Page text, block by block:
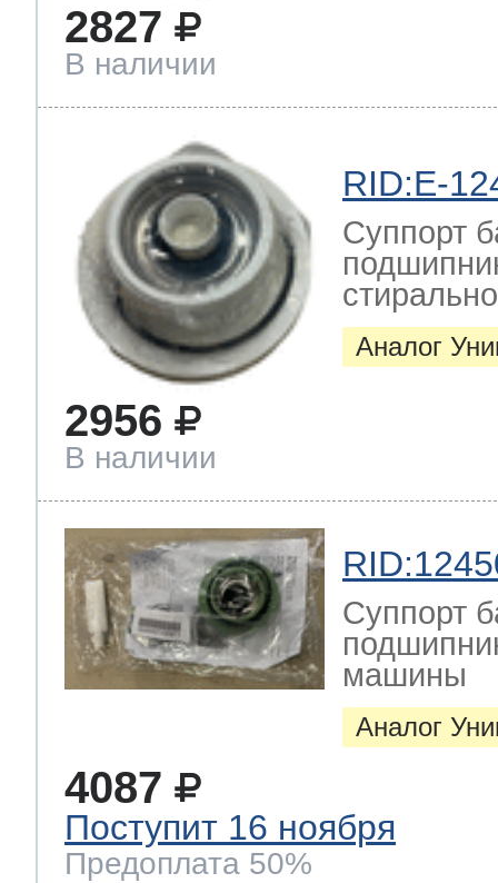
2827
В наличии
RID:E-
Суппорт
Аналог
2956
В наличии
Суппорт
машины
Аналог
4087
Поступит 16 ноября
Предоплата 50%